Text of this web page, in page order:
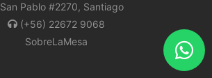
San Pablo #2270, Santiago
(+56) 22672 9068
SobreLaMesa